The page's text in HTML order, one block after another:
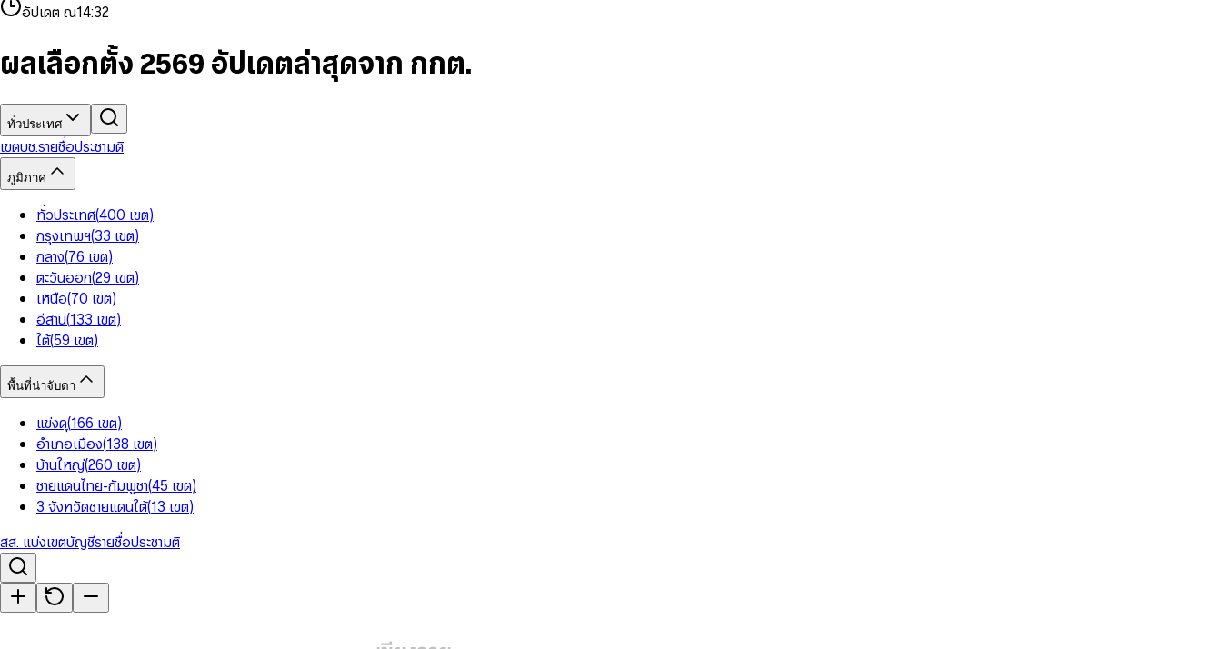
9 9
5
7
8
993
5
6
8
9
84
6
7
9
3
5
6
8
9
7
9
อัปเดต ณ14:32
ผลเลือกตั้ง 2569 อัปเดตล่าสุดจาก กกต.
ทั่วประเทศ
เขตบช.รายชื่อประชามติ
ภูมิภาค
ทั่วประเทศ(400 เขต)
กรุงเทพฯ(33 เขต)
กลาง(76 เขต)
ตะวันออก(29 เขต)
เหนือ(70 เขต)
อีสาน(133 เขต)
ใต้(59 เขต)
พื้นที่น่าจับตา
แข่งดุ(166 เขต)
อำเภอเมือง(138 เขต)
บ้านใหญ่(260 เขต)
ชายแดนไทย-กัมพูชา(45 เขต)
3 จังหวัดชายแดนใต้(13 เขต)
สส. แบ่งเขตบัญชีรายชื่อประชามติ